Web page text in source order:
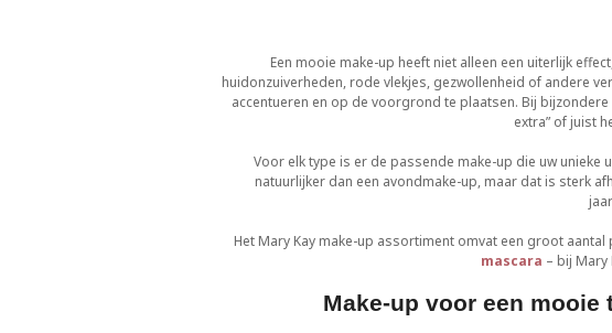
Een mooie make-up heeft niet alleen een uiterlijk
huidonzuiverheden, rode vlekjes, gezwollenheid of andere
accentueren en op de voorgrond te plaatsen. Bij
extra” of juist
Voor elk type is er de passende make-up die uw
natuurlijker dan een avondmake-up, maar dat is sterk
Het Mary Kay make-up assortiment omvat een groot
mascara – bij
Make-up voor een